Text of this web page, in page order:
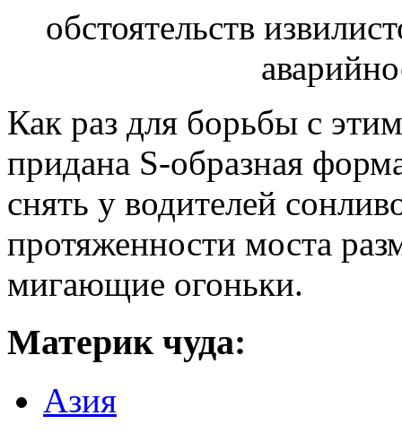
Как раз для борьбы с
придана S-образная
снять у водителей
протяженности моста
мигающие огоньки.
Материк чуда:
Азия